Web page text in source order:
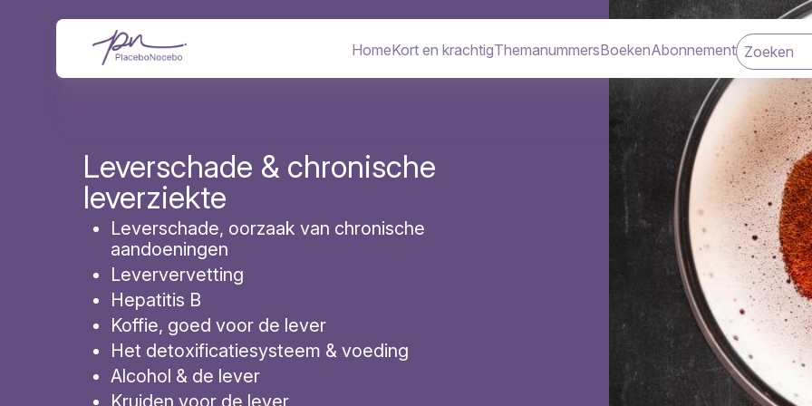
HomeKort en krachtigThemanummersBoekenAbonnement
Leverschade & chronische
leverziekte
Leverschade, oorzaak van chronische
aandoeningen
Leververvetting
Hepatitis B
Koffie, goed voor de lever
Het detoxificatiesysteem & voeding
Alcohol & de lever
Kruiden voor de lever